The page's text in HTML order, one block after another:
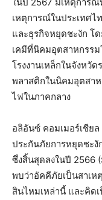
เหตุการณ์ในประเทศไ
และธุรกิจหยุดชะงัก โด
เคมีที่นิคมอุตสาหกรร
โรงงานเหล็กในจังหวัด
พลาสติกในนิคมอุตสา
ไฟในภาคกลาง
อลิอันซ์ คอมเมอร์เชีย
ประกันภัยการหยุดชะงั
ซึ่งสิ้นสุดลงในปี 2566
พบว่าอัคคีภัยเป็นสาเห
สินไหมเหล่านี้ และคิด